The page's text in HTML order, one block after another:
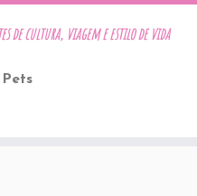
de cultura, viagem e estilo de vida
Pets